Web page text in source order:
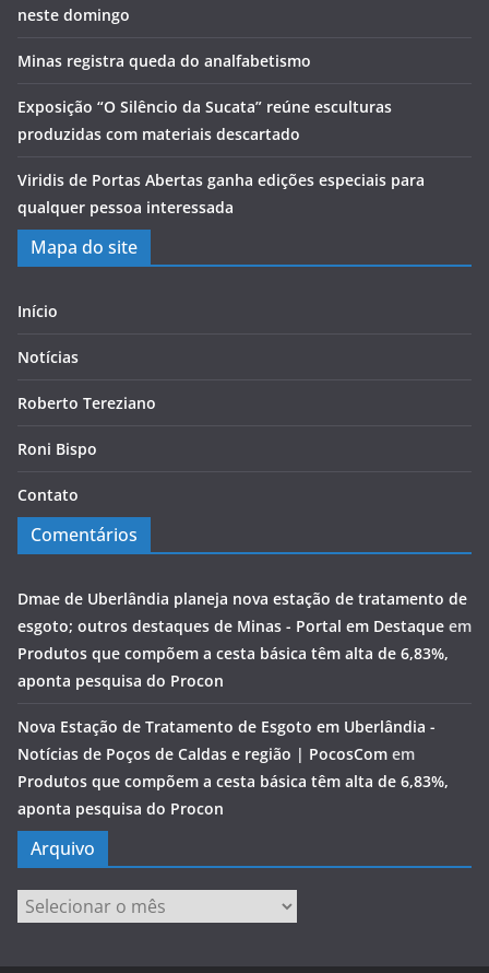
neste domingo
Minas registra queda do analfabetismo
Exposição “O Silêncio da Sucata” reúne esculturas
produzidas com materiais descartado
Viridis de Portas Abertas ganha edições especiais para
qualquer pessoa interessada
Mapa do site
Início
Notícias
Roberto Tereziano
Roni Bispo
Contato
Comentários
Dmae de Uberlândia planeja nova estação de tratamento de
esgoto; outros destaques de Minas - Portal em Destaque em
Produtos que compõem a cesta básica têm alta de 6,83%,
aponta pesquisa do Procon
Nova Estação de Tratamento de Esgoto em Uberlândia -
Notícias de Poços de Caldas e região | PocosCom em
Produtos que compõem a cesta básica têm alta de 6,83%,
aponta pesquisa do Procon
Arquivo
Arquivo